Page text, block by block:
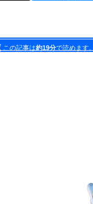
この記事は約19分で読めます。